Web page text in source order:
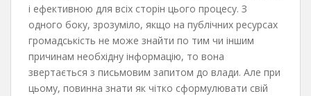
і ефективною для всіх сторін цього процесу. З
одного боку, зрозуміло, якщо на публічних ресурсах
громадськість не може знайти по тим чи іншим
причинам необхідну інформацію, то вона
звертається з письмовим запитом до влади. Але при
цьому, повинна знати як чітко сформулювати свій